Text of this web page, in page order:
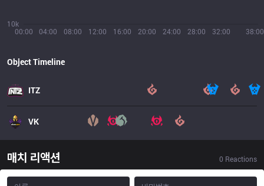
00:00 04:00 08:00 12:00 16:00 20:00 24:00 28:00 32:00 38:00
10k
Object Timeline
ITZ
VK
매치 리액션 0 Reactions